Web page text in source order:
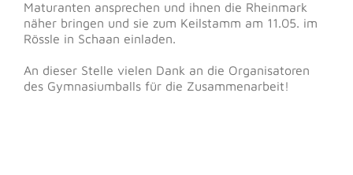
Maturanten ansprechen und ihnen die Rheinmark
näher bringen und sie zum Keilstamm am 11.05. im
Rössle in Schaan einladen.
An dieser Stelle vielen Dank an die Organisatoren
des Gymnasiumballs für die Zusammenarbeit!